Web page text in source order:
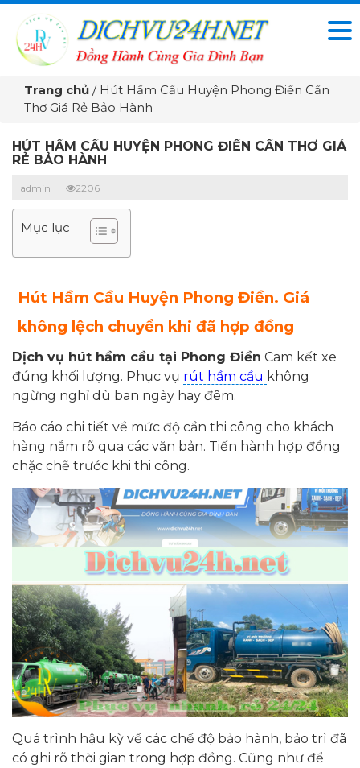
Trang chủ / Hút Hầm Cầu Huyện Phong Điền Cần
Thơ Giá Rẻ Bảo Hành
HÚT HẦM CẦU HUYỆN PHONG ĐIỀN CẦN THƠ GIÁ
RẺ BẢO HÀNH
admin 2206
Mục lục
Hút Hầm Cầu Huyện Phong Điền. Giá
không lệch chuyển khi đã hợp đồng
Dịch vụ hút hầm cầu tại Phong Điền Cam kết xe
đúng khối lượng. Phục vụ rút hầm cầu không
ngừng nghỉ dù ban ngày hay đêm.
Báo cáo chi tiết về mức độ cần thi công cho khách
hàng nắm rõ qua các văn bản. Tiến hành hợp đồng
chặc chẽ trước khi thi công.
Quá trình hậu kỳ về các chế độ bảo hành, bảo trì đã
có ghi rõ thời gian trong hợp đồng. Cũng như để